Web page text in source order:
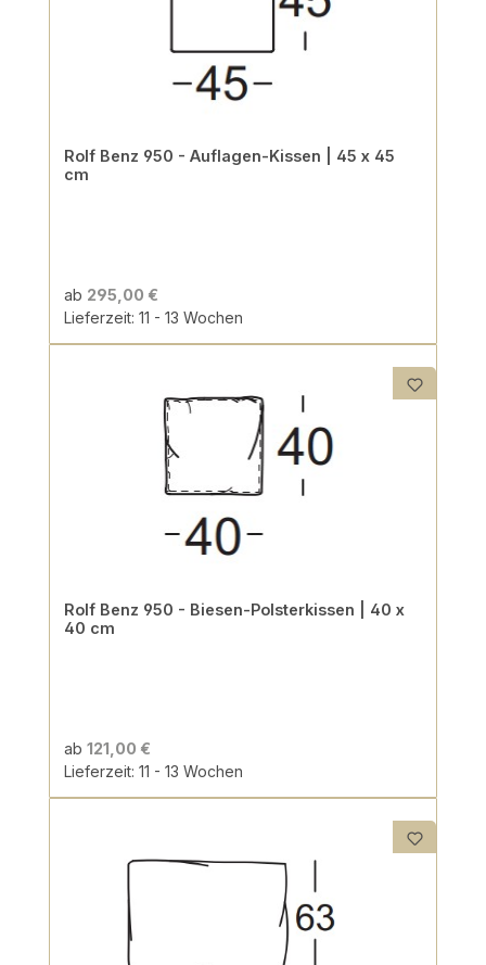
Rolf Benz 950 - Auflagen-Kissen | 45 x 45
cm
ab 295,00 €
Lieferzeit: 11 - 13 Wochen
Rolf Benz 950 - Biesen-Polsterkissen | 40 x
40 cm
ab 121,00 €
Lieferzeit: 11 - 13 Wochen